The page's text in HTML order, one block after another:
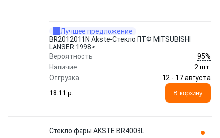
Лучшее предложение
BR2012011N Akste-Стекло ПТФ MITSUBISHI
LANSER 1998>
Вероятность
95%
Наличие
2 шт.
Отгрузка
12 - 17 августа
18.11 p.
В корзину
Стекло фары AKSTE BR4003L